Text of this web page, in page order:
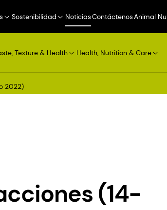
Sostenibilidad NoticiasContáctenosAnimal
Texture & Health Health, Nutrition & Care
2022)
(14-